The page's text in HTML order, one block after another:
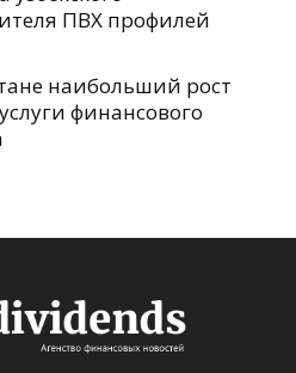
ПВХ профилей
наибольший рост
финансового